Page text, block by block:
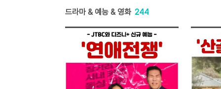
드라마 & 예능 & 영화 244